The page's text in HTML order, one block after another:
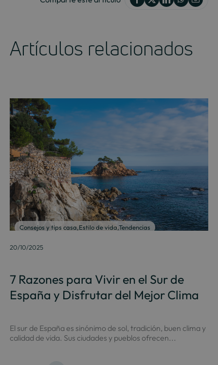
Artículos relacionados
Consejos y tips casa,Estilo de vida,Tendencias
20/10/2025
7 Razones para Vivir en el Sur de
España y Disfrutar del Mejor Clima
El sur de España es sinónimo de sol, tradición, buen clima y
calidad de vida. Sus ciudades y pueblos ofrecen...